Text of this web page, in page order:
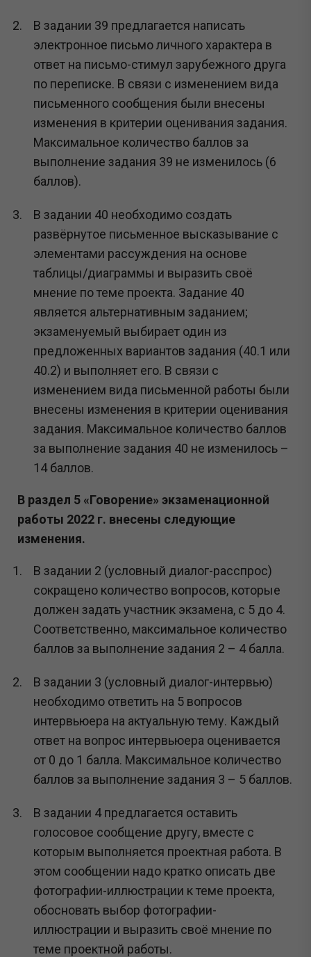
В задании 39 предлагается написать
электронное письмо личного характера в
ответ на письмо-стимул зарубежного друга
по переписке. В связи с изменением вида
письменного сообщения были внесены
изменения в критерии оценивания задания.
Максимальное количество баллов за
выполнение задания 39 не изменилось (6
баллов).
В задании 40 необходимо создать
развёрнутое письменное высказывание с
элементами рассуждения на основе
таблицы/диаграммы и выразить своё
мнение по теме проекта. Задание 40
является альтернативным заданием;
экзаменуемый выбирает один из
предложенных вариантов задания (40.1 или
40.2) и выполняет его. В связи с
изменением вида письменной работы были
внесены изменения в критерии оценивания
задания. Максимальное количество баллов
за выполнение задания 40 не изменилось –
14 баллов.
В раздел 5 «Говорение» экзаменационной
работы 2022 г. внесены следующие
изменения.
В задании 2 (условный диалог-расспрос)
сокращено количество вопросов, которые
должен задать участник экзамена, с 5 до 4.
Соответственно, максимальное количество
баллов за выполнение задания 2 – 4 балла.
В задании 3 (условный диалог-интервью)
необходимо ответить на 5 вопросов
интервьюера на актуальную тему. Каждый
ответ на вопрос интервьюера оценивается
от 0 до 1 балла. Максимальное количество
баллов за выполнение задания 3 – 5 баллов.
В задании 4 предлагается оставить
голосовое сообщение другу, вместе с
которым выполняется проектная работа. В
этом сообщении надо кратко описать две
фотографии-иллюстрации к теме проекта,
обосновать выбор фотографии-
иллюстрации и выразить своё мнение по
теме проектной работы.